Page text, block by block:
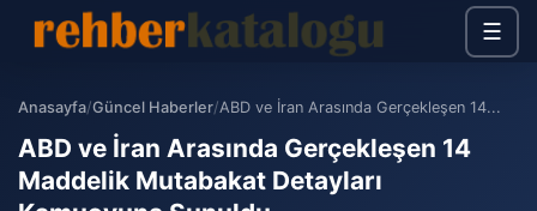
☰
Anasayfa/Güncel Haberler/ABD ve İran Arasında Gerçekleşen 14...
ABD ve İran Arasında Gerçekleşen 14
Maddelik Mutabakat Detayları